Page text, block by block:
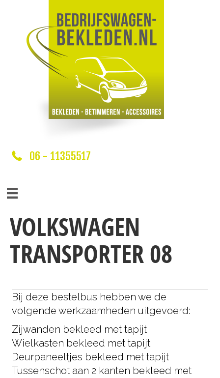
06 - 11355517
VOLKSWAGEN
TRANSPORTER 08
Bij deze bestelbus hebben we de
volgende werkzaamheden uitgevoerd:
Zijwanden bekleed met tapijt
Wielkasten bekleed met tapijt
Deurpaneeltjes bekleed met tapijt
Tussenschot aan 2 kanten bekleed met